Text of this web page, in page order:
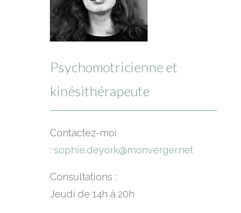
Psychomotricienne et
kinésithérapeute
Contactez-moi
: sophie.deyork@monverger.net
Consultations :
Jeudi de 14h à 20h